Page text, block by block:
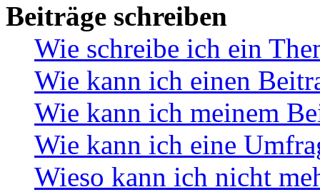
Beiträge schreiben
Wie schreibe ich ein
Wie kann ich einen
Wie kann ich meinem
Wie kann ich eine
Wieso kann ich nicht